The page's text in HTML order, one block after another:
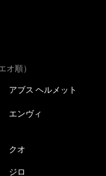
オ順）
アブス ヘルメット
エンヴィ
クオ
ジロ